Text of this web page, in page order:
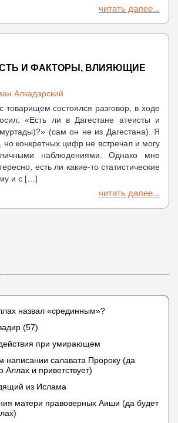
читать далее...
И ФАКТОРЫ, ВЛИЯЮЩИЕ
Алкадарский
товарищем состоялся разговор, в ходе
«Есть ли в Дагестане атеисты и
(сам он не из Дагестана). Я
но конкретных цифр не встречал и могу
наблюдениями. Однако мне
есть ли какие-то статистические
и с […]
читать далее...
назвал «срединным»?
(57)
при умирающем
написании салавата Пророку (да
Аллах и приветствует)
из Ислама
матери правоверных Аиши (да будет